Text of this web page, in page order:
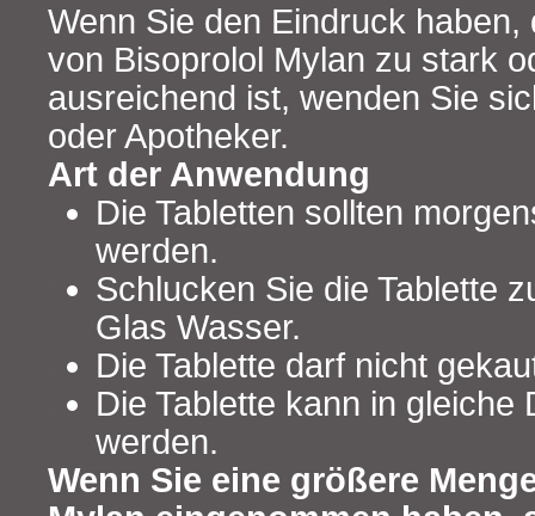
Wenn Sie den Eindruck
von Bisoprolol Mylan zu stark
ausreichend ist, wenden Sie
oder Apotheker.
Art der Anwendung
Die Tabletten sollten
werden.
Schlucken Sie die Tablette
Glas Wasser.
Die Tablette darf nicht
Die Tablette kann in gleiche
werden.
Wenn Sie eine größere